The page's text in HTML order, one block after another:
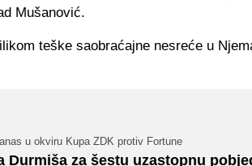
Mušanović.
teške saobraćajne nesreće u
u okviru Kupa ZDK protiv Fortune
Durmiša za šestu uzastopnu